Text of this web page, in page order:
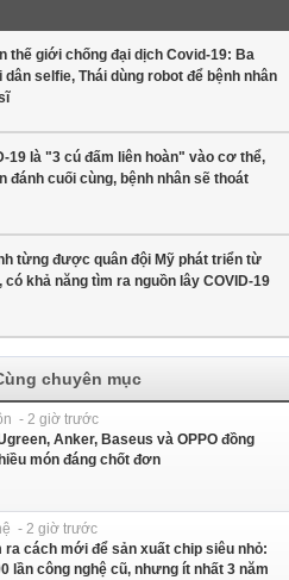
thế giới chống đại dịch Covid-19: Ba
selfie, Thái dùng robot để bệnh nhân
19 là "3 cú đấm liên hoàn" vào cơ thể,
đánh cuối cùng, bệnh nhân sẽ thoát
từng được quân đội Mỹ phát triển từ
khả năng tìm ra nguồn lây COVID-19
chuyên mục
- 2 giờ trước
Anker, Baseus và OPPO đồng
món đáng chốt đơn
- 2 giờ trước
ra cách mới để sản xuất chip siêu nhỏ:
lần công nghệ cũ, nhưng ít nhất 3 năm